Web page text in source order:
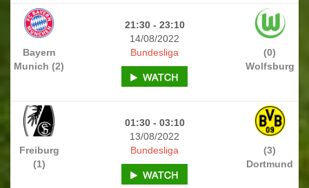
21:30 - 23:10
14/08/2022
Bayern
Munich (2)
(0)
Wolfsburg
Bundesliga
01:30 - 03:10
13/08/2022
Freiburg
(1)
(3)
Dortmund
Bundesliga